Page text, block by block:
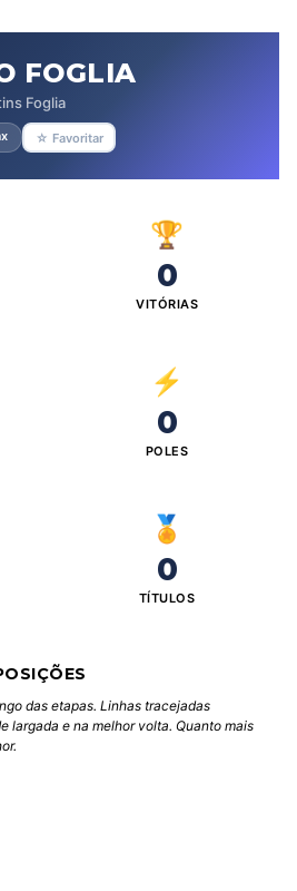
FOGLIA
Foglia
☆ Favoritar
🏆
0
VITÓRIAS
⚡
0
POLES
🏅
0
TÍTULOS
das etapas. Linhas tracejadas
largada e na melhor volta. Quanto mais